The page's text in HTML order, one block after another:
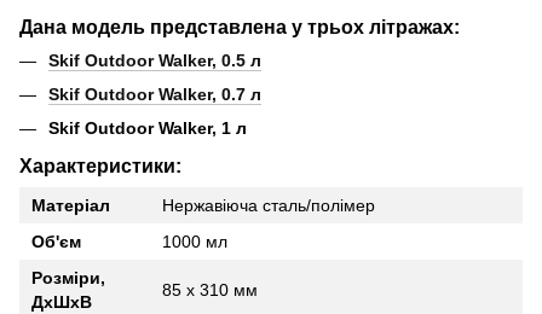
Дана модель представлена у трьох літражах:
Skif Outdoor Walker, 0.5 л
Skif Outdoor Walker, 0.7 л
Skif Outdoor Walker, 1 л
Характеристики:
Матеріал
Нержавіюча сталь/полімер
Об'єм
1000 мл
Розміри,
ДхШхВ
85 х 310 мм